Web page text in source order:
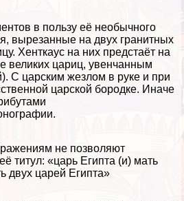
в пользу её необычного
вырезанные на двух гранитных
Хенткаус на них предстаёт на
великих цариц, увенчанным
С царским жезлом в руке и при
царской бородке. Иначе
не позволяют
титул: «царь Египта (и) мать
двух царей Египта»